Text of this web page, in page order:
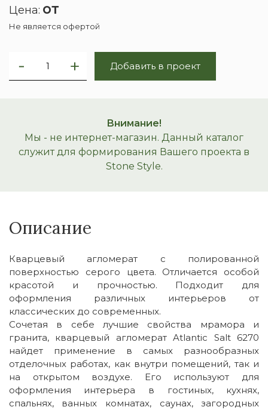
Цена: от
Не является офертой
Добавить в проект
Внимание!
Мы - не интернет-магазин. Данный каталог
служит для формирования Вашего проекта в
Stone Style.
Описание
Кварцевый агломерат с полированной
поверхностью серого цвета. Отличается особой
красотой и прочностью. Подходит для
оформления различных интерьеров от
классических до современных.
Сочетая в себе лучшие свойства мрамора и
гранита, кварцевый агломерат Atlantic Salt 6270
найдет применение в самых разнообразных
отделочных работах, как внутри помещений, так и
на открытом воздухе. Его используют для
оформления интерьера в гостиных, кухнях,
спальнях, ванных комнатах, саунах, загородных